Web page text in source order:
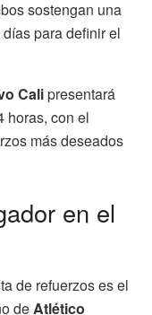
sostengan una
para definir el
Calipresentará
horas, con el
más deseados
en el
de refuerzos es el
de Atlético